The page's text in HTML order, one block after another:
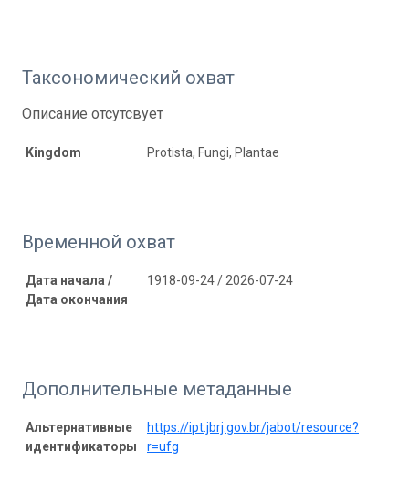
Таксономический охват
Описание отсутсвует
Kingdom Protista, Fungi, Plantae
Временной охват
Дата начала /
Дата окончания
1918-09-24 / 2026-07-24
Дополнительные метаданные
Альтернативные
идентификаторы
https://ipt.jbrj.gov.br/jabot/resource?
r=ufg